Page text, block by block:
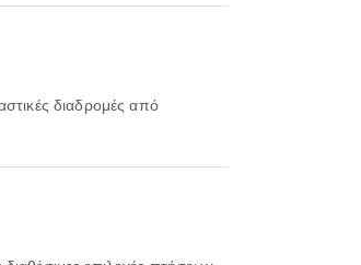
αστικές διαδρομές από